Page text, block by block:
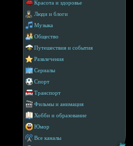
Красота и здоровье
Люди и блоги
Музыка
Общество
Путешествия и события
Развлечения
Сериалы
Спорт
Транспорт
Фильмы и анимация
Хобби и образование
Юмор
Все каналы